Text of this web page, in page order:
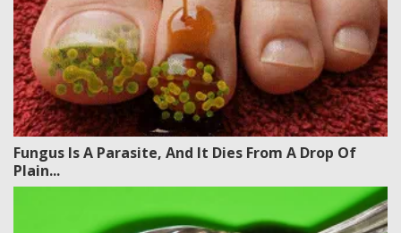
Fungus Is A Parasite, And It Dies From A Drop Of
Plain...